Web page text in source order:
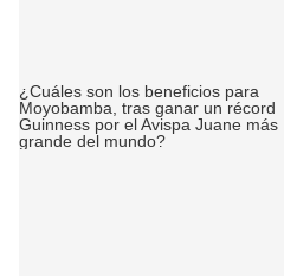
¿Cuáles son los beneficios para
Moyobamba, tras ganar un récord
Guinness por el Avispa Juane más
grande del mundo?